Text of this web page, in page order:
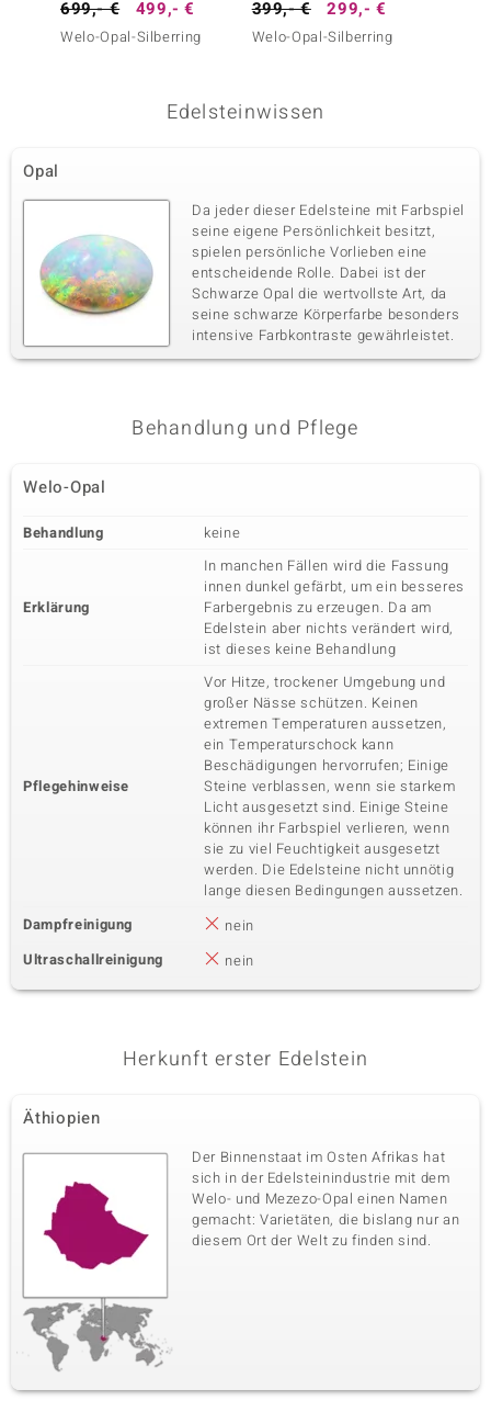
699,- € 499,- €
Welo-Opal-Silberring
399,- € 299,- €
Welo-Opal-Silberring
Edelsteinwissen
Opal
Da jeder dieser Edelsteine mit Farbspiel
seine eigene Persönlichkeit besitzt,
spielen persönliche Vorlieben eine
entscheidende Rolle. Dabei ist der
Schwarze Opal die wertvollste Art, da
seine schwarze Körperfarbe besonders
intensive Farbkontraste gewährleistet.
Behandlung und Pflege
Welo-Opal
Behandlung keine
Erklärung
In manchen Fällen wird die Fassung
innen dunkel gefärbt, um ein besseres
Farbergebnis zu erzeugen. Da am
Edelstein aber nichts verändert wird,
ist dieses keine Behandlung
Pflegehinweise
Vor Hitze, trockener Umgebung und
großer Nässe schützen. Keinen
extremen Temperaturen aussetzen,
ein Temperaturschock kann
Beschädigungen hervorrufen; Einige
Steine verblassen, wenn sie starkem
Licht ausgesetzt sind. Einige Steine
können ihr Farbspiel verlieren, wenn
sie zu viel Feuchtigkeit ausgesetzt
werden. Die Edelsteine nicht unnötig
lange diesen Bedingungen aussetzen.
Dampfreinigung
nein
Ultraschallreinigung
nein
Herkunft erster Edelstein
Äthiopien
Der Binnenstaat im Osten Afrikas hat
sich in der Edelsteinindustrie mit dem
Welo- und Mezezo-Opal einen Namen
gemacht: Varietäten, die bislang nur an
diesem Ort der Welt zu finden sind.